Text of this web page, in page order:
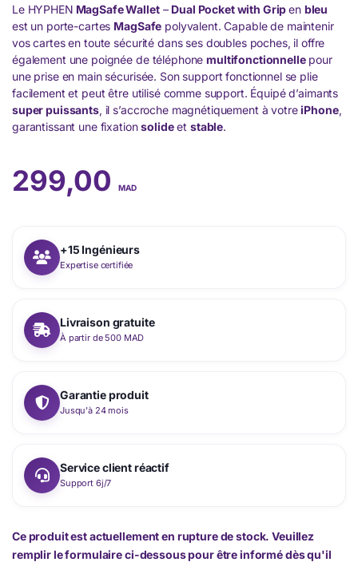
Le HYPHEN MagSafe Wallet– Dual Pocket with Gripen bleu
est un porte-cartes MagSafe polyvalent. Capable de maintenir
vos cartes en toute sécurité dans ses doubles poches, il offre
également une poignée de téléphonemultifonctionnellepour
une prise en main sécurisée. Son support fonctionnel se plie
facilement et peut être utilisé comme support. Équipé d’aimants
super puissants, il s’accroche magnétiquement à votreiPhone,
garantissant une fixationsolideet stable.
299,00MAD
+15 Ingénieurs
Expertise certifiée
Livraison gratuite
À partir de 500 MAD
Garantie produit
Jusqu'à 24 mois
Service client réactif
Support 6j/7
Ce produit est actuellement en rupture de stock. Veuillez
remplir le formulaire ci-dessous pour être informé dès qu'il